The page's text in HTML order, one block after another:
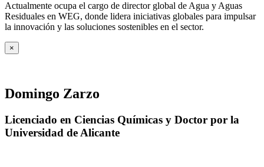
Actualmente ocupa el cargo de director global de Agua y Aguas
Residuales en WEG, donde lidera iniciativas globales para impulsar
la innovación y las soluciones sostenibles en el sector.
×
Domingo Zarzo
Licenciado en Ciencias Químicas y Doctor por la
Universidad de Alicante